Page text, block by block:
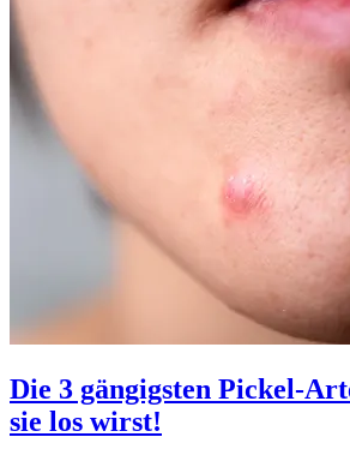
Die 3 gängigsten Pickel-
sie los wirst!